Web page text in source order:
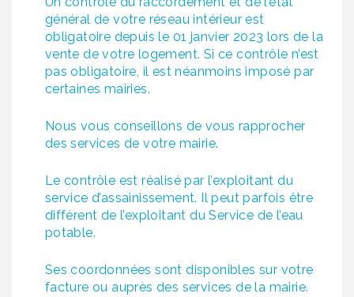
général de votre réseau intérieur est
obligatoire depuis le 01 janvier 2023 lors de la
vente de votre logement. Si ce contrôle n’est
pas obligatoire, il est néanmoins imposé par
certaines mairies.
Nous vous conseillons de vous rapprocher
des services de votre mairie.
Le contrôle est réalisé par l’exploitant du
service d’assainissement. Il peut parfois être
différent de l’exploitant du Service de l’eau
potable.
Ses coordonnées sont disponibles sur votre
facture ou auprès des services de la mairie.